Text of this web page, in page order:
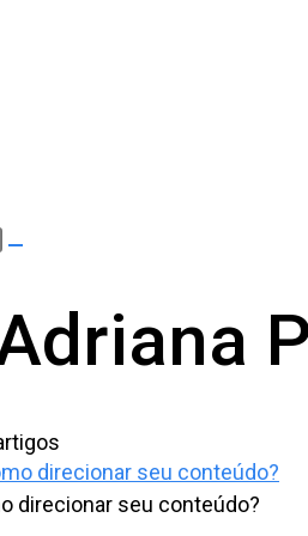
direcionar seu conteúdo?